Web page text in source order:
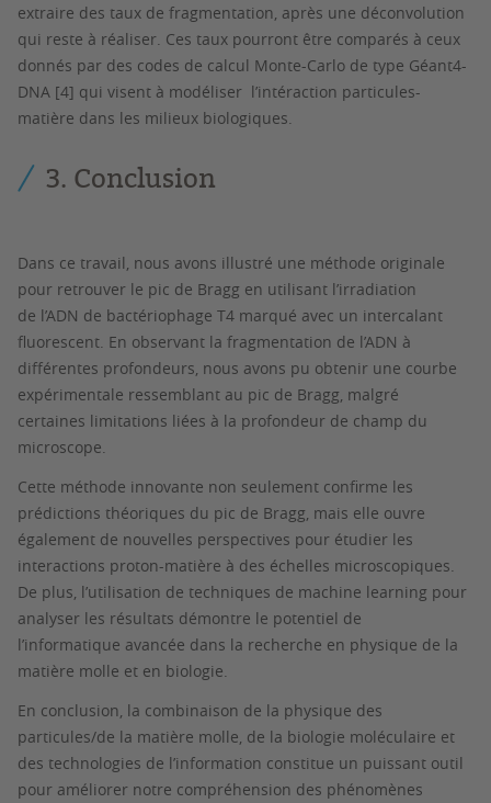
extraire des taux de fragmentation, après une déconvolution
qui reste à réaliser. Ces taux pourront être comparés à ceux
donnés par des codes de calcul Monte-Carlo de type Géant4-
DNA [4] qui visent à modéliser l’intéraction particules-
matière dans les milieux biologiques.
3. Conclusion
Dans ce travail, nous avons illustré une méthode originale
pour retrouver le pic de Bragg en utilisant l’irradiation
de l’ADN de bactériophage T4 marqué avec un intercalant
fluorescent. En observant la fragmentation de l’ADN à
différentes profondeurs, nous avons pu obtenir une courbe
expérimentale ressemblant au pic de Bragg, malgré
certaines limitations liées à la profondeur de champ du
microscope.
Cette méthode innovante non seulement confirme les
prédictions théoriques du pic de Bragg, mais elle ouvre
également de nouvelles perspectives pour étudier les
interactions proton-matière à des échelles microscopiques.
De plus, l’utilisation de techniques de machine learning pour
analyser les résultats démontre le potentiel de
l’informatique avancée dans la recherche en physique de la
matière molle et en biologie.
En conclusion, la combinaison de la physique des
particules/de la matière molle, de la biologie moléculaire et
des technologies de l’information constitue un puissant outil
pour améliorer notre compréhension des phénomènes